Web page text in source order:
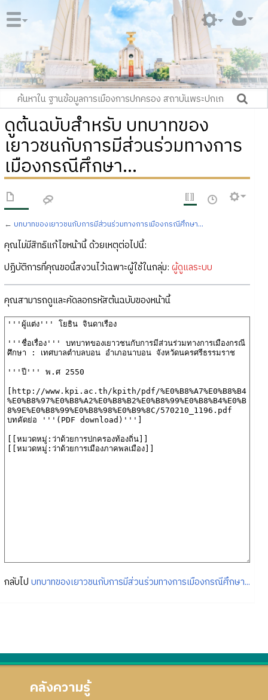
ดูต้นฉบับสำหรับ บทบาทของ
เยาวชนกับการมีส่วนร่วมทางการ
เมืองกรณีศึกษา...
← บทบาทของเยาวชนกับการมีส่วนร่วมทางการเมืองกรณีศึกษา...
คุณไม่มีสิทธิแก้ไขหน้านี้ ด้วยเหตุต่อไปนี้:
ปฏิบัติการที่คุณขอนี้สงวนไว้เฉพาะผู้ใช้ในกลุ่ม: ผู้ดูแลระบบ
คุณสามารถดูและคัดลอกรหัสต้นฉบับของหน้านี้
กลับไป บทบาทของเยาวชนกับการมีส่วนร่วมทางการเมืองกรณีศึกษา...
คลังความรู้